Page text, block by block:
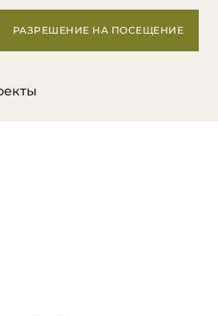
РАЗРЕШЕНИЕ НА ПОСЕЩЕНИЕ